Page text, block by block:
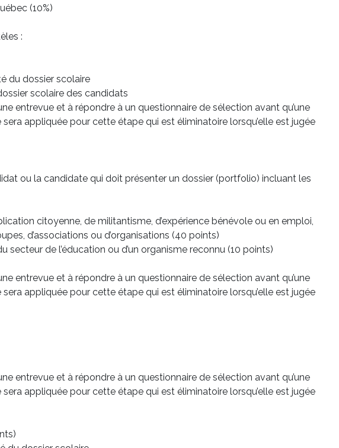
(10%)
:
du dossier scolaire
scolaire des candidats
entrevue et à répondre à un questionnaire de sélection avant qu’une
appliquée pour cette étape qui est éliminatoire lorsqu’elle est jugée
ou la candidate qui doit présenter un dossier (portfolio) incluant les
citoyenne, de militantisme, d’expérience bénévole ou en emploi,
d’associations ou d’organisations (40 points)
de l’éducation ou d’un organisme reconnu (10 points)
entrevue et à répondre à un questionnaire de sélection avant qu’une
appliquée pour cette étape qui est éliminatoire lorsqu’elle est jugée
entrevue et à répondre à un questionnaire de sélection avant qu’une
appliquée pour cette étape qui est éliminatoire lorsqu’elle est jugée